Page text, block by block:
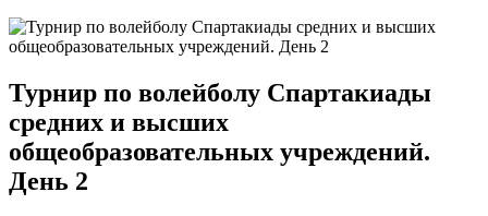
Турнир по волейболу Спартакиады
средних и высших
общеобразовательных учреждений.
День 2